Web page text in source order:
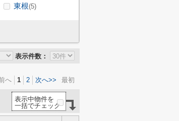
東根(5)
表示件数：
へ 1 2 次へ>> 最初
表示中物件を
一括でチェック